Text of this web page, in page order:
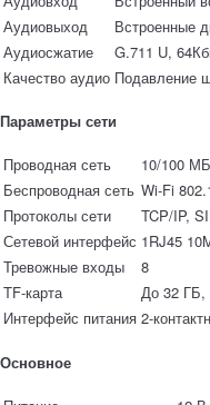
Аудиовыход
Встроенные
Аудиосжатие
G.711 U,
Качество аудио Подавление
Параметры сети
Проводная сеть
10/100
Беспроводная сеть Wi-Fi
Протоколы сети
TCP/IP,
Сетевой интерфейс 1RJ45
Тревожные входы
8
TF-карта
До 32 ГБ,
Интерфейс питания 2-
Основное